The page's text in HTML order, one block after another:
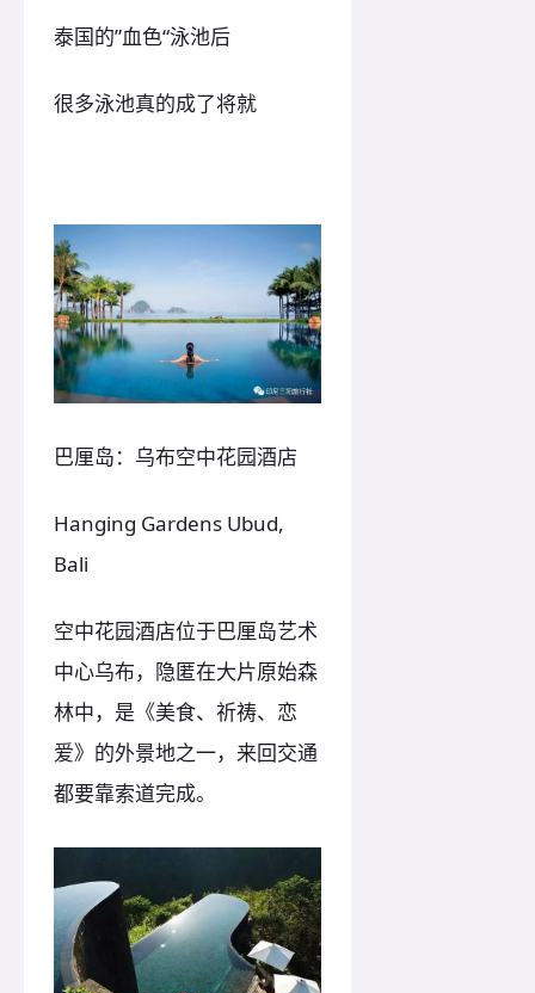
泰国的”血色“泳池后
很多泳池真的成了将就
巴厘岛：乌布空中花园酒店
Hanging Gardens Ubud,
Bali
空中花园酒店位于巴厘岛艺术
中心乌布，隐匿在大片原始森
林中，是《美食、祈祷、恋
爱》的外景地之一，来回交通
都要靠索道完成。